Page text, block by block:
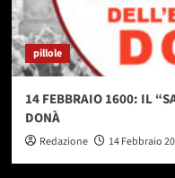
pillole
14 FEBBRAIO 1600: IL
DONÀ
Redazione 14 Febbraio